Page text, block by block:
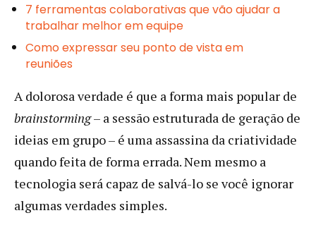
7 ferramentas colaborativas que vão ajudar a
trabalhar melhor em equipe
Como expressar seu ponto de vista em
reuniões
A dolorosa verdade é que a forma mais popular de
brainstorming– a sessão estruturada de geração de
ideias em grupo – é uma assassina da criatividade
quando feita de forma errada. Nem mesmo a
tecnologia será capaz de salvá-lo se você ignorar
algumas verdades simples.